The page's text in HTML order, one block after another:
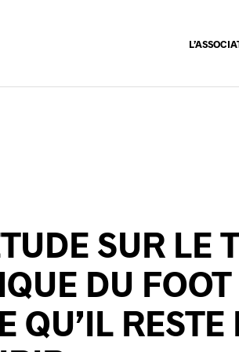
SUR LE
DU
QU’IL